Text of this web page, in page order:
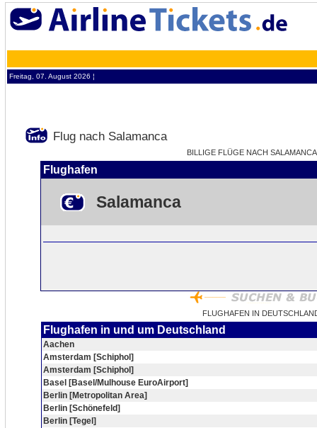
Freitag, 07. August 2026 ¦
Flug nach Salamanca
BILLIGE FLÜGE NACH
Flughafen
Salamanca
FLUGHAFEN IN
Flughafen in und um Deutschland
Aachen
Amsterdam [Schiphol]
Amsterdam [Schiphol]
Basel [Basel/Mulhouse EuroAirport]
Berlin [Metropolitan Area]
Berlin [Schönefeld]
Berlin [Tegel]